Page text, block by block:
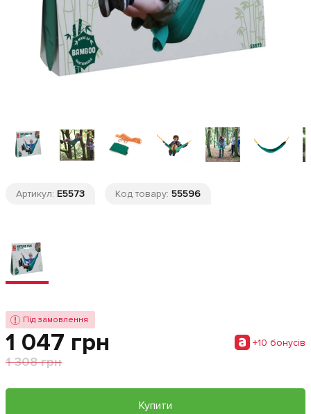
Артикул: E5573 Код товару: 55596
Під замовлення
1 047 грн +10 бонусiв
1 308 грн
Купити